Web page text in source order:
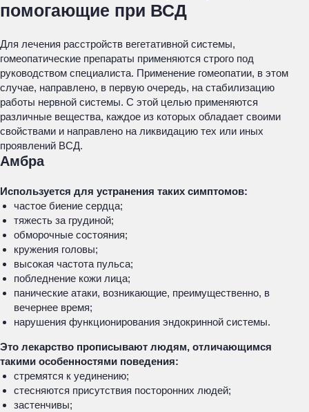
помогающие при ВСД
Для лечения расстройств вегетативной системы,
гомеопатические препараты применяются строго под
руководством специалиста. Применение гомеопатии, в этом
случае, направлено, в первую очередь, на стабилизацию
работы нервной системы. С этой целью применяются
различные вещества, каждое из которых обладает своими
свойствами и направлено на ликвидацию тех или иных
проявлений ВСД.
Амбра
Используется для устранения таких симптомов:
частое биение сердца;
тяжесть за грудиной;
обморочные состояния;
кружения головы;
высокая частота пульса;
побледнение кожи лица;
панические атаки, возникающие, преимущественно, в
вечернее время;
нарушения функционирования эндокринной системы.
Это лекарство прописывают людям, отличающимся
такими особенностями поведения:
стремятся к уединению;
стесняются присутствия посторонних людей;
застенчивы;